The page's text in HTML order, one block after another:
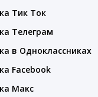
Тик Ток
Телеграм
в Одноклассниках
Facebook
Макс